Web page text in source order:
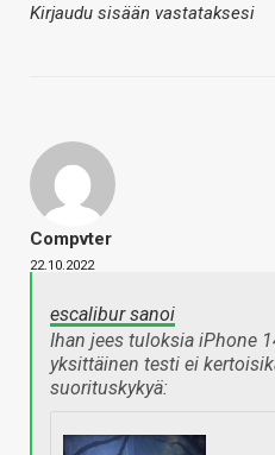
Kirjaudu sisään vastataksesi
Compvter
22.10.2022
escalibur sanoi
Ihan jees tuloksia iPhone
yksittäinen testi ei
suorituskykyä: